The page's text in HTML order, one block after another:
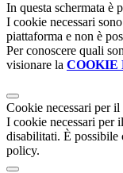
In questa schermata è
I cookie necessari
piattaforma e non è
Per conoscere quali
visionare la COOKIE
Cookie necessari per
I cookie necessari per
disabilitati. È possibile
policy.